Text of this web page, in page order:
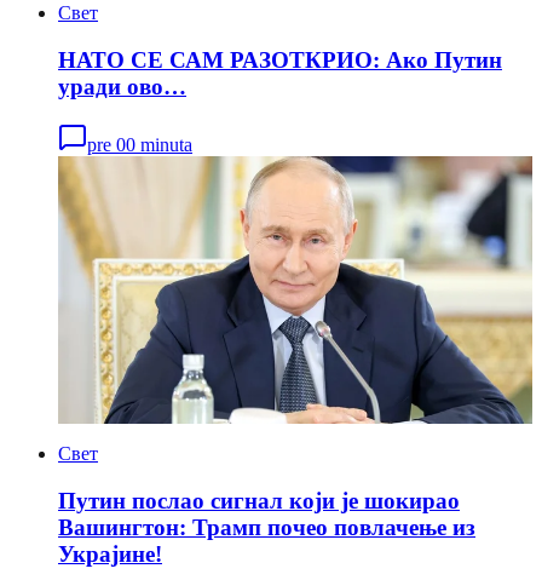
Свет
НАТО СЕ САМ РАЗОТКРИО: Ако Путин
уради ово…
pre 00 minuta
Свет
Путин послао сигнал који је шокирао
Вашингтон: Трамп почео повлачење из
Украјине!